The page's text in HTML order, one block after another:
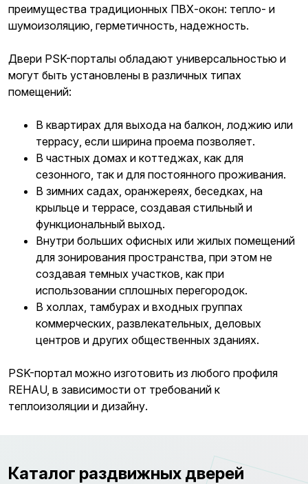
преимущества традиционных ПВХ-окон: тепло- и
шумоизоляцию, герметичность, надежность.
Двери PSK-порталы обладают универсальностью и
могут быть установлены в различных типах
помещений:
В квартирах для выхода на балкон, лоджию или
террасу, если ширина проема позволяет.
В частных домах и коттеджах, как для
сезонного, так и для постоянного проживания.
В зимних садах, оранжереях, беседках, на
крыльце и террасе, создавая стильный и
функциональный выход.
Внутри больших офисных или жилых помещений
для зонирования пространства, при этом не
создавая темных участков, как при
использовании сплошных перегородок.
В холлах, тамбурах и входных группах
коммерческих, развлекательных, деловых
центров и других общественных зданиях.
PSK-портал можно изготовить из любого профиля
REHAU, в зависимости от требований к
теплоизоляции и дизайну.
Каталог раздвижных дверей